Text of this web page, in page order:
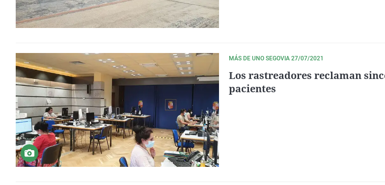
MÁS DE UNO SEGOVIA 27/07/2021
Los rastreadores reclaman
pacientes